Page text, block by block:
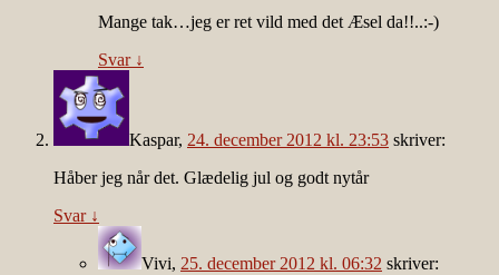
Mange tak…jeg er ret vild med det Æsel da!!..:-)
Svar ↓
Kaspar, 24. december 2012 kl. 23:53 skriver:
Håber jeg når det. Glædelig jul og godt nytår
Svar ↓
Vivi, 25. december 2012 kl. 06:32 skriver: